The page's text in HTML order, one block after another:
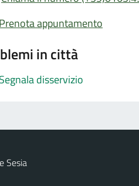
appuntamento
in città
disservizio
Sesia